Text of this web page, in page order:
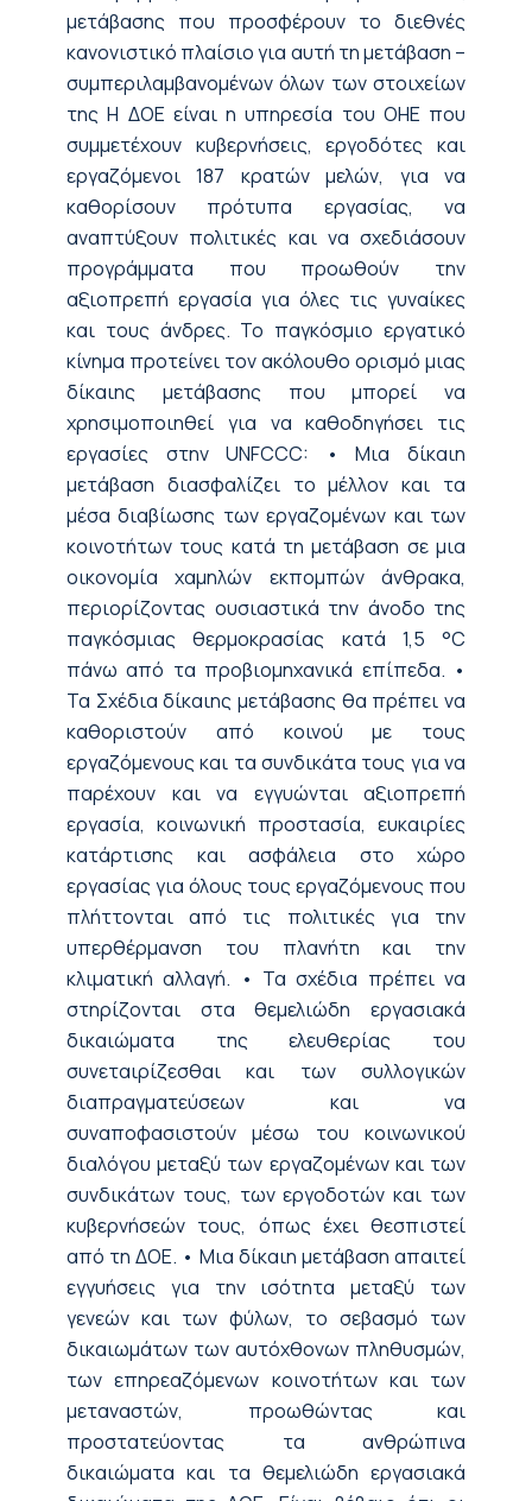
μετάβασης που προσφέρουν το διεθνές
κανονιστικό πλαίσιο για αυτή τη μετάβαση –
συμπεριλαμβανομένων όλων των στοιχείων
της Η ΔΟΕ είναι η υπηρεσία του ΟΗΕ που
συμμετέχουν κυβερνήσεις, εργοδότες και
εργαζόμενοι 187 κρατών μελών, για να
καθορίσουν πρότυπα εργασίας, να
αναπτύξουν πολιτικές και να σχεδιάσουν
προγράμματα που προωθούν την
αξιοπρεπή εργασία για όλες τις γυναίκες
και τους άνδρες. Το παγκόσμιο εργατικό
κίνημα προτείνει τον ακόλουθο ορισμό μιας
δίκαιης μετάβασης που μπορεί να
χρησιμοποιηθεί για να καθοδηγήσει τις
εργασίες στην UNFCCC: • Μια δίκαιη
μετάβαση διασφαλίζει το μέλλον και τα
μέσα διαβίωσης των εργαζομένων και των
κοινοτήτων τους κατά τη μετάβαση σε μια
οικονομία χαμηλών εκπομπών άνθρακα,
περιορίζοντας ουσιαστικά την άνοδο της
παγκόσμιας θερμοκρασίας κατά 1,5 °C
πάνω από τα προβιομηχανικά επίπεδα. •
Τα Σχέδια δίκαιης μετάβασης θα πρέπει να
καθοριστούν από κοινού με τους
εργαζόμενους και τα συνδικάτα τους για να
παρέχουν και να εγγυώνται αξιοπρεπή
εργασία, κοινωνική προστασία, ευκαιρίες
κατάρτισης και ασφάλεια στο χώρο
εργασίας για όλους τους εργαζόμενους που
πλήττονται από τις πολιτικές για την
υπερθέρμανση του πλανήτη και την
κλιματική αλλαγή. • Τα σχέδια πρέπει να
στηρίζονται στα θεμελιώδη εργασιακά
δικαιώματα της ελευθερίας του
συνεταιρίζεσθαι και των συλλογικών
διαπραγματεύσεων και να
συναποφασιστούν μέσω του κοινωνικού
διαλόγου μεταξύ των εργαζομένων και των
συνδικάτων τους, των εργοδοτών και των
κυβερνήσεών τους, όπως έχει θεσπιστεί
από τη ΔΟΕ. • Μια δίκαιη μετάβαση απαιτεί
εγγυήσεις για την ισότητα μεταξύ των
γενεών και των φύλων, το σεβασμό των
δικαιωμάτων των αυτόχθονων πληθυσμών,
των επηρεαζόμενων κοινοτήτων και των
μεταναστών, προωθώντας και
προστατεύοντας τα ανθρώπινα
δικαιώματα και τα θεμελιώδη εργασιακά